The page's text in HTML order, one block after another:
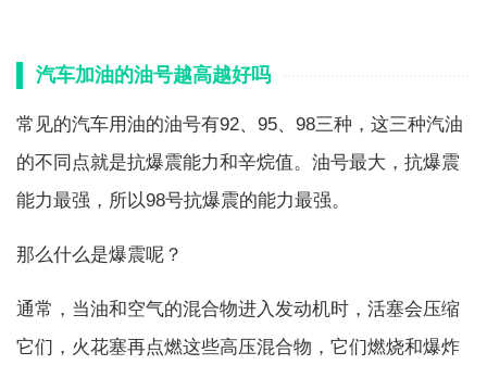
汽车加油的油号越高越好吗
常见的汽车用油的油号有92、95、98三种，这三种汽油
的不同点就是抗爆震能力和辛烷值。油号最大，抗爆震
能力最强，所以98号抗爆震的能力最强。
那么什么是爆震呢？
通常，当油和空气的混合物进入发动机时，活塞会压缩
它们，火花塞再点燃这些高压混合物，它们燃烧和爆炸